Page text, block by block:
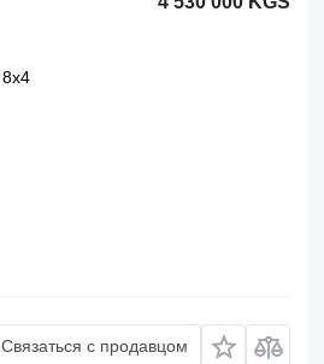
8x4
Связаться с продавцом